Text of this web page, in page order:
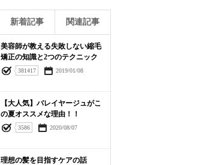
新着記事 関連記事
美容師が教える失敗しない縮毛
矯正の知識と2つのテクニック
381417 2019/01/08
【大人気】バレイヤージュがこ
の夏オススメな理由！！
3586 2020/08/07
理想の髪を目指すケアの話